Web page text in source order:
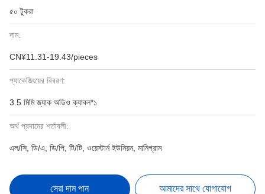
৫০ টুকরা
দাম:
CN¥11.31-19.43/pieces
প্যাকেজিংয়ের বিবরণ:
3.5 মিমি জ্যাক অডিও ক্যাবল*১
অর্থ প্রদানের শর্তাবলী:
এল/সি, ডি/এ, ডি/পি, টি/টি, ওয়েস্টার্ন ইউনিয়ন, মানিগ্রাম
সেরা দাম পান আমাদের সাথে যোগাযোগ